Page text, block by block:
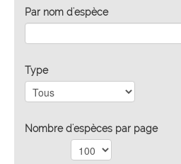
Par nom d'espèce
Type
Nombre d'espèces par page